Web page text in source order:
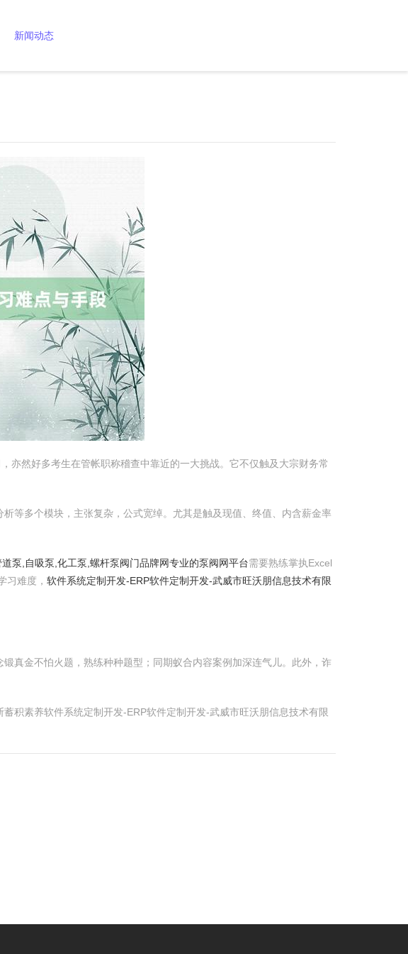
新闻动态
亦然好多考生在管帐职称稽查中靠近的一大挑战。它不仅触及大宗财务常
等多个模块，主张复杂，公式宽绰。尤其是触及现值、终值、内含薪金率
泵,自吸泵,化工泵,螺杆泵阀门品牌网专业的泵阀网平台需要熟练掌执Excel
习难度， 软件系统定制开发-ERP软件定制开发-武威市旺沃朋信息技术有限
真金不怕火题，熟练种种题型；同期蚁合内容案例加深连气儿。此外，诈
积素养软件系统定制开发-ERP软件定制开发-武威市旺沃朋信息技术有限